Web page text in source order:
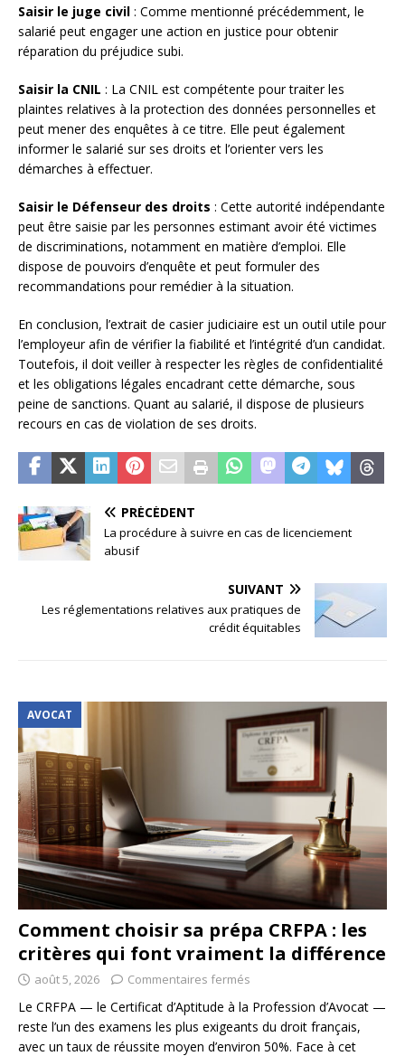
Saisir le juge civil : Comme mentionné précédemment, le
salarié peut engager une action en justice pour obtenir
réparation du préjudice subi.
Saisir la CNIL : La CNIL est compétente pour traiter les
plaintes relatives à la protection des données personnelles et
peut mener des enquêtes à ce titre. Elle peut également
informer le salarié sur ses droits et l’orienter vers les
démarches à effectuer.
Saisir le Défenseur des droits : Cette autorité indépendante
peut être saisie par les personnes estimant avoir été victimes
de discriminations, notamment en matière d’emploi. Elle
dispose de pouvoirs d’enquête et peut formuler des
recommandations pour remédier à la situation.
En conclusion, l’extrait de casier judiciaire est un outil utile pour
l’employeur afin de vérifier la fiabilité et l’intégrité d’un candidat.
Toutefois, il doit veiller à respecter les règles de confidentialité
et les obligations légales encadrant cette démarche, sous
peine de sanctions. Quant au salarié, il dispose de plusieurs
recours en cas de violation de ses droits.
PRÉCÉDENT
La procédure à suivre en cas de licenciement
abusif
SUIVANT
Les réglementations relatives aux pratiques de
crédit équitables
AVOCAT
Comment choisir sa prépa CRFPA : les
critères qui font vraiment la différence
août 5, 2026 Commentaires fermés
Le CRFPA — le Certificat d’Aptitude à la Profession d’Avocat —
reste l’un des examens les plus exigeants du droit français,
avec un taux de réussite moyen d’environ 50%. Face à cet